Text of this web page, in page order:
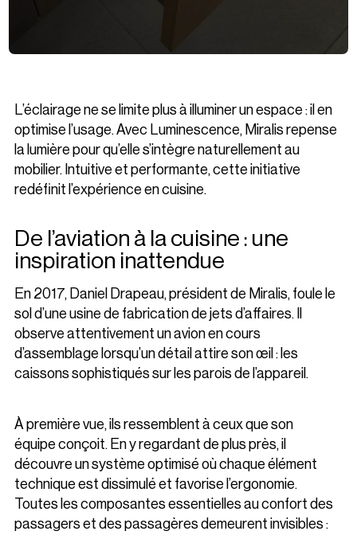
L’éclairage ne se limite plus à illuminer un espace : il en
optimise l’usage. Avec Luminescence, Miralis repense
la lumière pour qu’elle s’intègre naturellement au
mobilier. Intuitive et performante, cette initiative
redéfinit l’expérience en cuisine.
De l’aviation à la cuisine : une
inspiration inattendue
En 2017, Daniel Drapeau, président de Miralis, foule le
sol d’une usine de fabrication de jets d’affaires. Il
observe attentivement un avion en cours
d’assemblage lorsqu’un détail attire son œil : les
caissons sophistiqués sur les parois de l’appareil.
À première vue, ils ressemblent à ceux que son
équipe conçoit. En y regardant de plus près, il
découvre un système optimisé où chaque élément
technique est dissimulé et favorise l’ergonomie.
Toutes les composantes essentielles au confort des
passagers et des passagères demeurent invisibles :